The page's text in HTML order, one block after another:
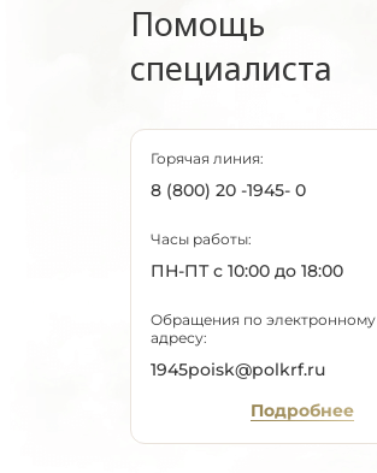
Помощь
специалиста
Горячая линия:
8 (800) 20 -1945- 0
Часы работы:
ПН-ПТ с 10:00 до 18:00
Обращения по электронному
адресу:
1945poisk@polkrf.ru
Подробнее